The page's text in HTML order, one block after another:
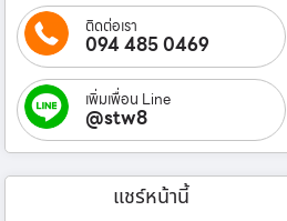
ติดต่อเรา
094 485 0469
เพิ่มเพื่อน Line
@stw8
แชร์หน้านี้